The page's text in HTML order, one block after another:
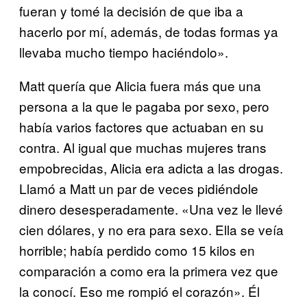
fueran y tomé la decisión de que iba a
hacerlo por mí, además, de todas formas ya
llevaba mucho tiempo haciéndolo».
Matt quería que Alicia fuera más que una
persona a la que le pagaba por sexo, pero
había varios factores que actuaban en su
contra. Al igual que muchas mujeres trans
empobrecidas, Alicia era adicta a las drogas.
Llamó a Matt un par de veces pidiéndole
dinero desesperadamente. «Una vez le llevé
cien dólares, y no era para sexo. Ella se veía
horrible; había perdido como 15 kilos en
comparación a como era la primera vez que
la conocí. Eso me rompió el corazón». Él